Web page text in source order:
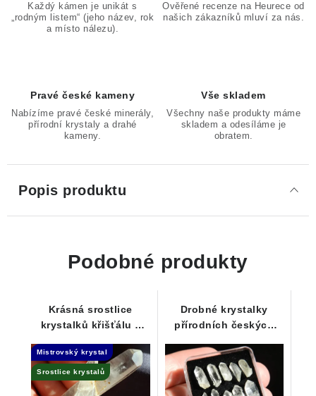
Každý kámen je unikát s
„rodným listem“ (jeho název, rok
a místo nálezu).
Ověřené recenze na Heurece od
našich zákazníků mluví za nás.
Pravé české kameny
Nabízíme pravé české minerály,
přírodní krystaly a drahé
kameny.
Vše skladem
Všechny naše produkty máme
skladem a odesíláme je
obratem.
Popis produktu
Podobné produkty
Krásná srostlice
krystalků křišťálu z
Mistrovský krystal
Srostlice krystalů
Drobné krystalky
přírodních českých
kusů